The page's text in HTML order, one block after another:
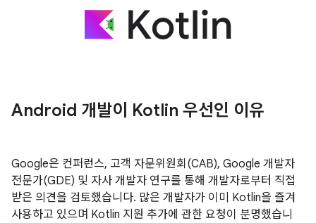
Android 개발이 Kotlin 우선인 이유
Google은 컨퍼런스, 고객 자문위원회(CAB), Google 개발자
전문가(GDE) 및 자사 개발자 연구를 통해 개발자로부터 직접
받은 의견을 검토했습니다. 많은 개발자가 이미 Kotlin을 즐겨
사용하고 있으며 Kotlin 지원 추가에 관한 요청이 분명했습니